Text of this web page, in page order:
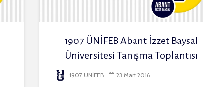
1907 ÜNİFEB Abant İzzet Baysal
Üniversitesi Tanışma Toplantısı
1907 ÜNİFEB 23 Mart 2016